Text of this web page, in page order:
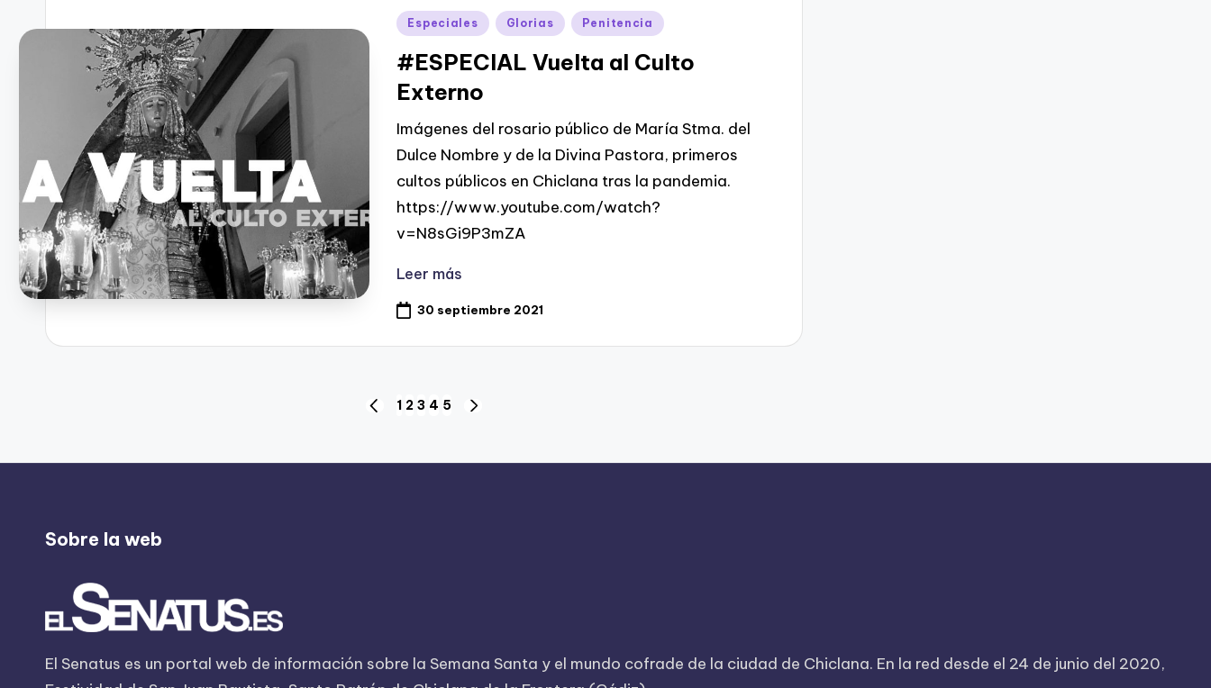
Publicado
Especiales Glorias Penitencia
#ESPECIAL Vuelta al Culto
Externo
Imágenes del rosario público de María Stma. del
Dulce Nombre y de la Divina Pastora, primeros
cultos públicos en Chiclana tras la pandemia.
https://www.youtube.com/watch?
v=N8sGi9P3mZA
Leer más
30 septiembre 2021
de
PÁGINA
1 2 3 4 5
Sobre la web
El Senatus es un portal web de información sobre la Semana Santa y el mundo cofrade de la ciudad de Chiclana. En la red desde el 24 de junio del 2020,